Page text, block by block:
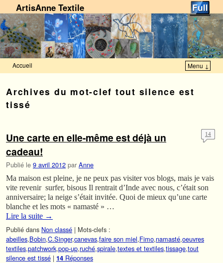
ArtisAnne Textile
Accueil Menu ↓
Archives du mot-clef tout silence est
tissé
Une carte en elle-même est déjà un
cadeau!
Publié le 9 avril 2012 par Anne
14
Ma maison est pleine, je ne peux pas visiter vos blogs, mais je vais
vite revenir surfer, bisous Il rentrait d’Inde avec nous, c’était son
anniversaire; la neige s’était invitée. Quoi de mieux qu’une carte
blanche et les mots « namasté » …
Lire la suite →
Publié dans Non classé | Mots-clefs :
abeilles,Bobin,C.Singer,canevas,faire son miel,Fimo,namasté,oeuvres
textiles,patchwork,pop-up,ruché,spirale,textes et textiles,tissage,tout
silence est tissé | 14 Réponses